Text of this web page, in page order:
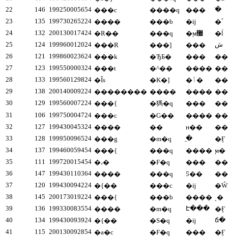
22
146 199250005654 ���c ����q ���
�ֺ
23
135 199730265224 ���� ���b �ĳ
�ٴ
24
132 200130017424 �R�� ���q �ϻ޷
�ĺ
25
124 199960012024 ���R ���] ���
ش
26
121 199860023624 ���k �ЂƂ� ���
27
123 199550000324 ���t �^�� ���� ��
28
133 199560129824 �Îs �K�] �ٲ�
29
138 200140009224 �������� ���� ���� ��
30
129 199560007224 ���{ �獁�q ���
31
106 199750004724 ���c �G�� ����
32
127 199430045324 ���� �� н��
33
128 199950096524 ���g �m�q ̼�ּ
�Ӻ
34
137 199460059454 ���{ ���q ���� ϻ�
35
111 199720015454 �،� �F�q ���
36
147 199430110364 ���� ���q Ƽ��
37
120 199430094224 �{�� ���c �ĳ
�Ŵ
38
145 200173019224 ���{ ���b ���� ˻�
39
136 199330083554 ���� �m�q Է���
�Ӻ
40
134 199430093924 �{�� �S�q �ĳ
ճ�
41
115 200130092854 �a�c �F�q ���
�Ӻ